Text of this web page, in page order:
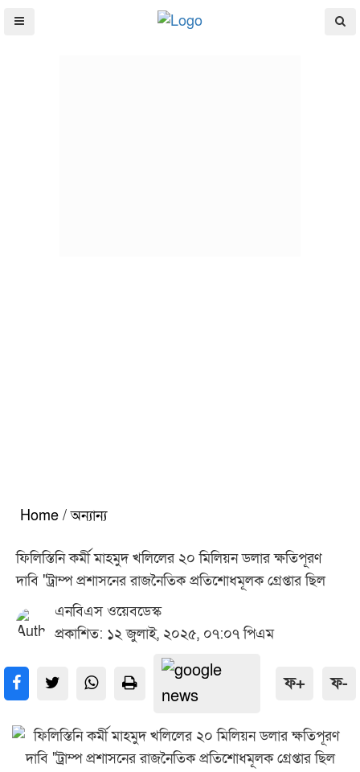
Home / অন্যান্য
ফিলিস্তিনি কর্মী মাহমুদ খলিলের ২০ মিলিয়ন ডলার ক্ষতিপূরণ
দাবি "ট্রাম্প প্রশাসনের রাজনৈতিক প্রতিশোধমূলক গ্রেপ্তার ছিল
এনবিএস ওয়েবডেস্ক
প্রকাশিত: ১২ জুলাই, ২০২৫, ০৭:০৭ পিএম
ফ+ ফ-